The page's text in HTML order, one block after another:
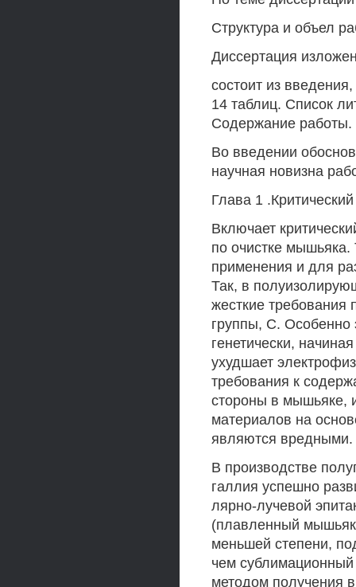
Структура и объел
Диссертация
состоит из
14 таблиц. Список
Содержание работы.
Во введении
научная новизна
Глава 1
Включает
по очистке мышьяка.
применения и для
Так, в
жесткие
группы, С. Особенно
генетически,
ухудшает
требования к
стороны в мышьяке,
материалов на
являются вредными.
В производстве
галлия успешно
лярно-лучевой
(плавленный
меньшей степени,
чем
методом получения